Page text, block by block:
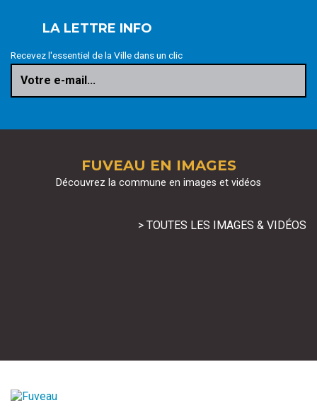
LA LETTRE INFO
Recevez l'essentiel de la Ville dans un clic
Votre e-mail...
FUVEAU EN IMAGES
Découvrez la commune en images et vidéos
> TOUTES LES IMAGES & VIDÉOS